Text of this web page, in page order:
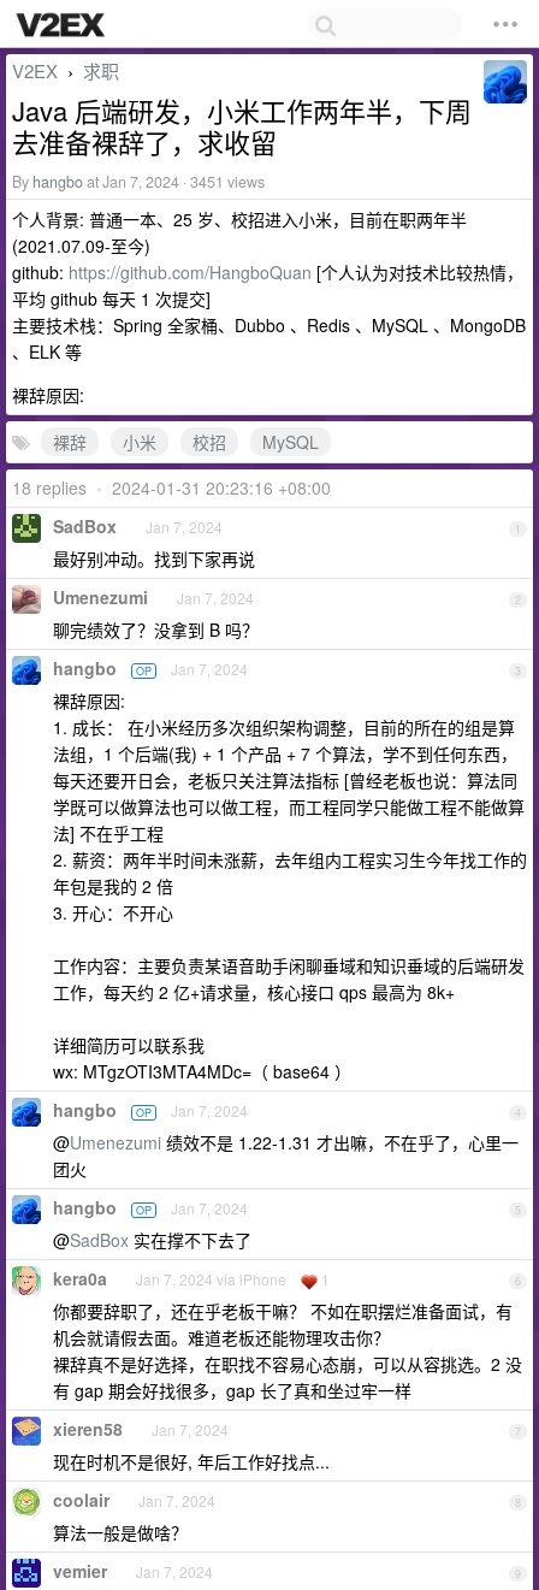
V2EX › 求职
Java 后端研发，小米工作两年半，下周
去准备裸辞了，求收留
By hangboat Jan 7, 2024 · 3451 views
个人背景: 普通一本、25 岁、校招进入小米，目前在职两年半
(2021.07.09-至今)
github: https://github.com/HangboQuan [个人认为对技术比较热情，
平均 github 每天 1 次提交]
主要技术栈：Spring 全家桶、Dubbo 、Redis 、MySQL 、MongoDB
、ELK 等
裸辞原因:
裸辞
小米 校招
MySQL
18 replies • 2024-01-31 20:23:16 +08:00
1
SadBox Jan 7, 2024
最好别冲动。找到下家再说
2
Umenezumi Jan 7, 2024
聊完绩效了？没拿到 B 吗？
3
hangbo OP Jan 7, 2024
裸辞原因:
1. 成长： 在小米经历多次组织架构调整，目前的所在的组是算
法组，1 个后端(我) + 1 个产品 + 7 个算法，学不到任何东西，
每天还要开日会，老板只关注算法指标 [曾经老板也说：算法同
学既可以做算法也可以做工程，而工程同学只能做工程不能做算
法] 不在乎工程
2. 薪资：两年半时间未涨薪，去年组内工程实习生今年找工作的
年包是我的 2 倍
3. 开心：不开心
工作内容：主要负责某语音助手闲聊垂域和知识垂域的后端研发
工作，每天约 2 亿+请求量，核心接口 qps 最高为 8k+
详细简历可以联系我
wx: MTgzOTI3MTA4MDc=（ base64 ）
4
hangbo OP Jan 7, 2024
@Umenezumi 绩效不是 1.22-1.31 才出嘛，不在乎了，心里一
团火
5
hangbo OP Jan 7, 2024
@SadBox 实在撑不下去了
6
kera0a Jan 7, 2024 via iPhone 1
你都要辞职了，还在乎老板干嘛？ 不如在职摆烂准备面试，有
机会就请假去面。难道老板还能物理攻击你？
裸辞真不是好选择，在职找不容易心态崩，可以从容挑选。2 没
有 gap 期会好找很多，gap 长了真和坐过牢一样
7
xieren58 Jan 7, 2024
现在时机不是很好, 年后工作好找点...
8
coolair Jan 7, 2024
算法一般是做啥？
9
vemier Jan 7, 2024